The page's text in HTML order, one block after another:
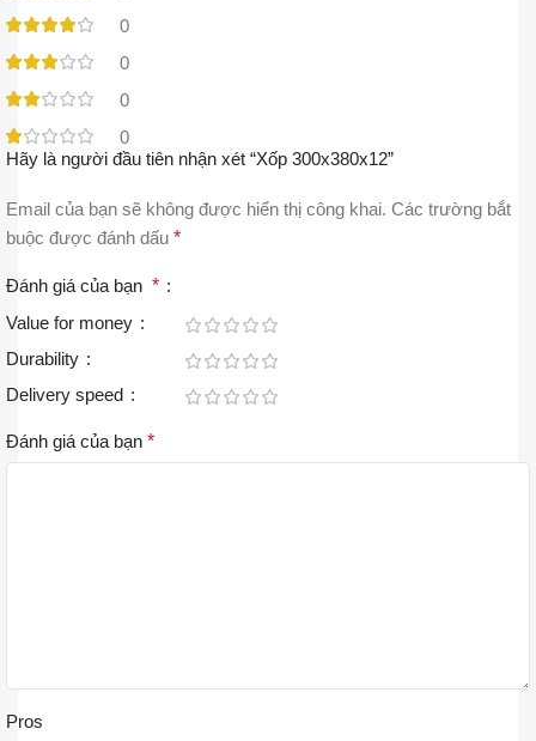
0
0
0
0
Hãy là người đầu tiên nhận xét “Xốp 300x380x12”
Email của bạn sẽ không được hiển thị công khai. Các trường bắt
buộc được đánh dấu *
Đánh giá của bạn *
Value for money
Durability
Delivery speed
Đánh giá của bạn *
Pros